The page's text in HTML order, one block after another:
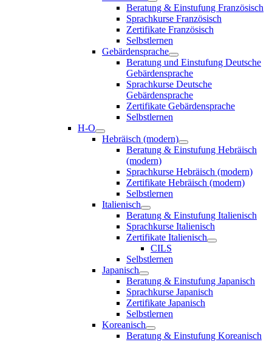
Beratung & Einstufung Französisch
Sprachkurse Französisch
Zertifikate Französisch
Selbstlernen
Gebärdensprache
Beratung und Einstufung Deutsche
Gebärdensprache
Sprachkurse Deutsche
Gebärdensprache
Zertifikate Gebärdensprache
Selbstlernen
H-O
Hebräisch (modern)
Beratung & Einstufung Hebräisch
(modern)
Sprachkurse Hebräisch (modern)
Zertifikate Hebräisch (modern)
Selbstlernen
Italienisch
Beratung & Einstufung Italienisch
Sprachkurse Italienisch
Zertifikate Italienisch
CILS
Selbstlernen
Japanisch
Beratung & Einstufung Japanisch
Sprachkurse Japanisch
Zertifikate Japanisch
Selbstlernen
Koreanisch
Beratung & Einstufung Koreanisch